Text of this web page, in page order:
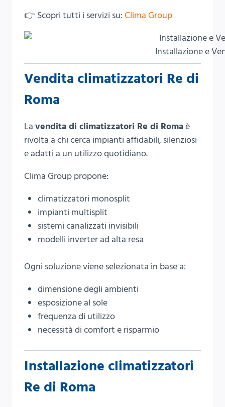
👉 Scopri tutti i servizi su: Clima Group
Installazione e
Vendita climatizzatori Re di
Roma
La vendita di climatizzatori Re di Romaè
rivolta a chi cerca impianti affidabili, silenziosi
e adatti a un utilizzo quotidiano.
Clima Group propone:
climatizzatori monosplit
impianti multisplit
sistemi canalizzati invisibili
modelli inverter ad alta resa
Ogni soluzione viene selezionata in base a:
dimensione degli ambienti
esposizione al sole
frequenza di utilizzo
necessità di comfort e risparmio
Installazione climatizzatori
Re di Roma